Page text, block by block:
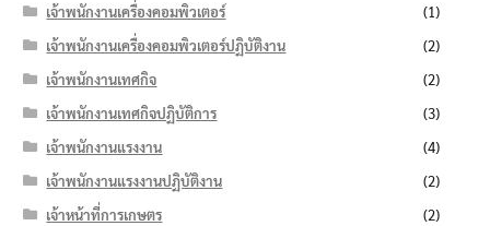
เจ้าพนักงานเครื่องคอมพิวเตอร์
(1)
เจ้าพนักงานเครื่องคอมพิวเตอร์ปฏิบัติงาน
(2)
เจ้าพนักงานเทศกิจ
(2)
เจ้าพนักงานเทศกิจปฏิบัติการ
(3)
เจ้าพนักงานแรงงาน
(4)
เจ้าพนักงานแรงงานปฏิบัติงาน
(2)
เจ้าหน้าที่การเกษตร
(2)